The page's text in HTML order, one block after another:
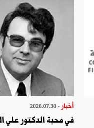
أخبار - 2026.07.30
في محبة الدكتور علي